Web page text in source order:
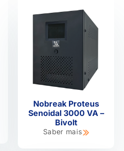
Nobreak Proteus
Senoidal 3000 VA –
Bivolt
Saber mais